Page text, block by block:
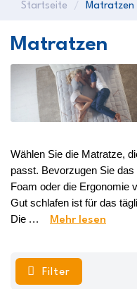
Startseite Matratzen
Matratzen
Wählen Sie die Matratze,
passt. Bevorzugen Sie
Foam oder die Ergonomie
Gut schlafen ist für das
Die ... Mehr lesen
Filter